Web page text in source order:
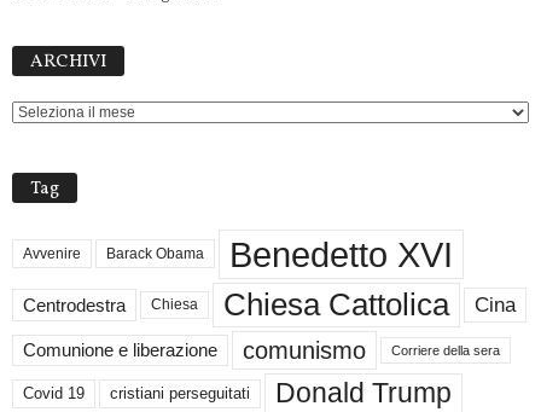
ARCHIVI
Tag
Avvenire Barack Obama Benedetto XVI
Centrodestra Chiesa Chiesa Cattolica Cina
Comunione e liberazione comunismo Corriere della sera
Covid 19 cristiani perseguitati Donald Trump